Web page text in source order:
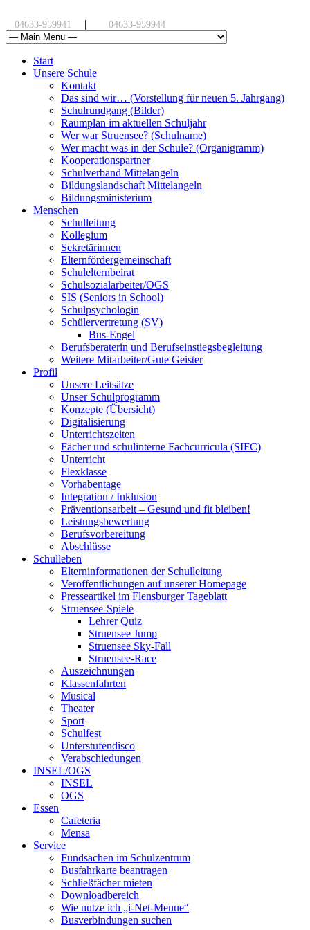
04633-959941 | 04633-959944
Start
Unsere Schule
Kontakt
Das sind wir… (Vorstellung für neuen 5. Jahrgang)
Schulrundgang (Bilder)
Raumplan im aktuellen Schuljahr
Wer war Struensee? (Schulname)
Wer macht was in der Schule? (Organigramm)
Kooperationspartner
Schulverband Mittelangeln
Bildungslandschaft Mittelangeln
Bildungsministerium
Menschen
Schulleitung
Kollegium
Sekretärinnen
Elternfördergemeinschaft
Schulelternbeirat
Schulsozialarbeiter/OGS
SIS (Seniors in School)
Schulpsychologin
Schülervertretung (SV)
Bus-Engel
Berufsberaterin und Berufseinstiegsbegleitung
Weitere Mitarbeiter/Gute Geister
Profil
Unsere Leitsätze
Unser Schulprogramm
Konzepte (Übersicht)
Digitalisierung
Unterrichtszeiten
Fächer und schulinterne Fachcurricula (SIFC)
Unterricht
Flexklasse
Vorhabentage
Integration / Inklusion
Präventionsarbeit – Gesund und fit bleiben!
Leistungsbewertung
Berufsvorbereitung
Abschlüsse
Schulleben
Elterninformationen der Schulleitung
Veröffentlichungen auf unserer Homepage
Presseartikel im Flensburger Tageblatt
Struensee-Spiele
Lehrer Quiz
Struensee Jump
Struensee Sky-Fall
Struensee-Race
Auszeichnungen
Klassenfahrten
Musical
Theater
Sport
Schulfest
Unterstufendisco
Verabschiedungen
INSEL/OGS
INSEL
OGS
Essen
Cafeteria
Mensa
Service
Fundsachen im Schulzentrum
Busfahrkarte beantragen
Schließfächer mieten
Downloadbereich
Wie nutze ich „i-Net-Menue“
Busverbindungen suchen